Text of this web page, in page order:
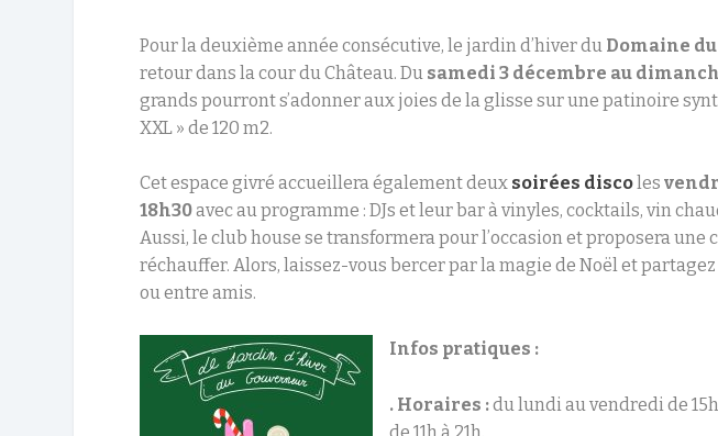
Pour la deuxième année consécutive, le jardin d’hiver du Domaine
retour dans la cour du Château. Du samedi 3 décembre au
grands pourront s’adonner aux joies de la glisse sur une patinoire
XXL » de 120 m2.
Cet espace givré accueillera également deux soirées discoles
18h30avec au programme : DJs et leur bar à vinyles, cocktails, vin
Aussi, le club house se transformera pour l’occasion et proposera
réchauffer. Alors, laissez-vous bercer par la magie de Noël et
ou entre amis.
Infos pratiques :
. Horaires :du lundi au vendredi de
de 11h à 21h.